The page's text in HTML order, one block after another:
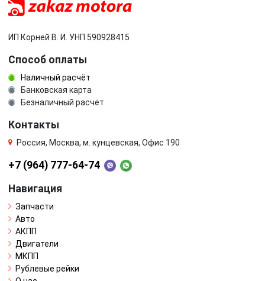
ИП Корней В. И. УНП 590928415
Способ оплаты
Наличный расчёт
Банковская карта
Безналичный расчёт
Контакты
Россия, Москва, м. кунцевская, Офис 190
+7 (964) 777-64-74
Навигация
Запчасти
Авто
АКПП
Двигатели
МКПП
Рублевые рейки